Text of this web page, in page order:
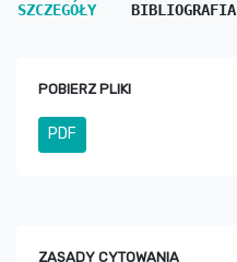
SZCZEGÓŁY BIBLIOGRAFIA
POBIERZ PLIKI
PDF
ZASADY CYTOWANIA